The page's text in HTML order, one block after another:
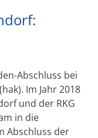
Abschluss bei
Im Jahr 2018
und der RKG
in die
Abschluss der